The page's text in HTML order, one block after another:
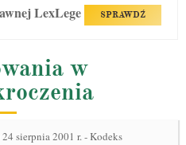
LexLege SPRAWDŹ
w
sierpnia 2001 r. - Kodeks